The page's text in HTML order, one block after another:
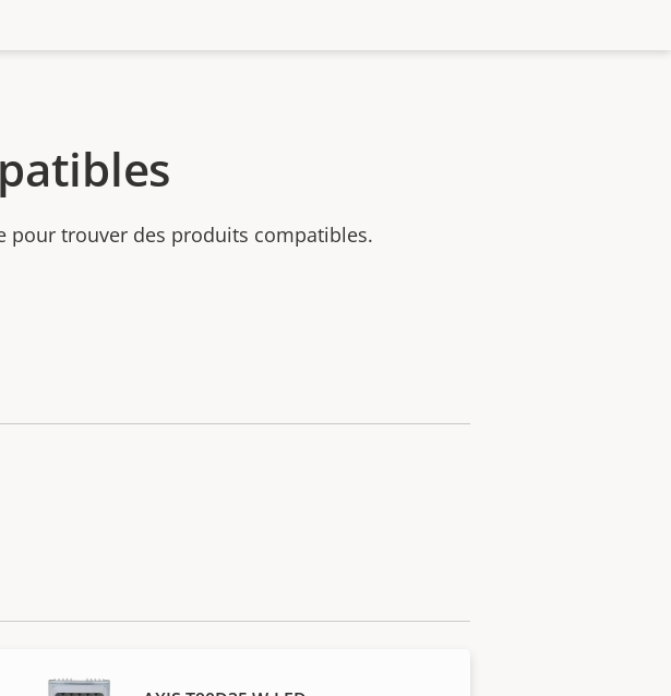
trouver des produits compatibles.